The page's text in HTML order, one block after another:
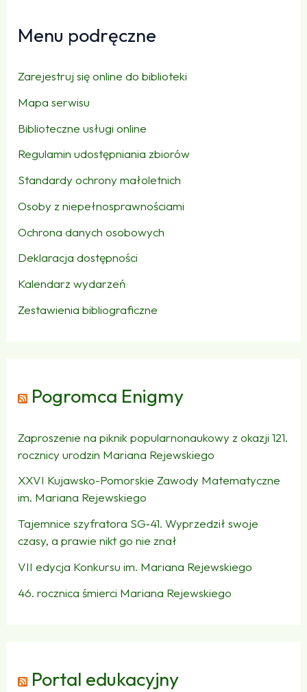
Menu podręczne
Zarejestruj się online do biblioteki
Mapa serwisu
Biblioteczne usługi online
Regulamin udostępniania zbiorów
Standardy ochrony małoletnich
Osoby z niepełnosprawnościami
Ochrona danych osobowych
Deklaracja dostępności
Kalendarz wydarzeń
Zestawienia bibliograficzne
Pogromca Enigmy
Zaproszenie na piknik popularnonaukowy z okazji 121.
rocznicy urodzin Mariana Rejewskiego
XXVI Kujawsko-Pomorskie Zawody Matematyczne
im. Mariana Rejewskiego
Tajemnice szyfratora SG‑41. Wyprzedził swoje
czasy, a prawie nikt go nie znał
VII edycja Konkursu im. Mariana Rejewskiego
46. rocznica śmierci Mariana Rejewskiego
Portal edukacyjny